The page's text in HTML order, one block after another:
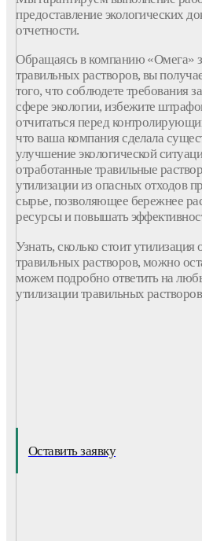
предоставление экологических
отчетности.
Обращаясь в компанию «Омега»
травильных растворов, вы
того, что соблюдете требования
сфере экологии, избежите
отчитаться перед
что ваша компания сделала
улучшение экологической
отработанные травильные
утилизации из опасных отходов
сырье, позволяющее бережнее
ресурсы и повышать
Узнать, сколько стоит
травильных растворов, можно
можем подробно ответить на
утилизации травильных
Оставить заявку